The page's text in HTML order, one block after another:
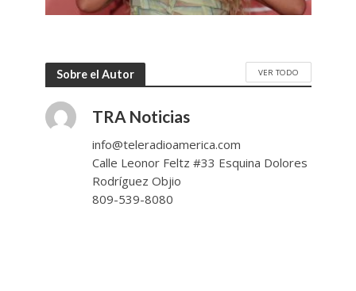
Sobre el Autor VER TODO
TRA Noticias
info@teleradioamerica.com
Calle Leonor Feltz #33 Esquina Dolores
Rodríguez Objio
809-539-8080